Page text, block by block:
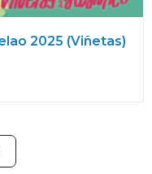
2025 (Viñetas)